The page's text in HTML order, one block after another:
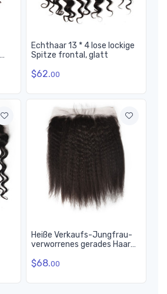
Echthaar 13 * 4 lose lockige
Spitze frontal, glatt
$62.00
Heiße Verkaufs-Jungfrau-
verworrenes gerades Haar
Rückseite
$68.00